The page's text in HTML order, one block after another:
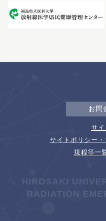
お問
サ
サイトポリシー
規程等一
HIROSAKI
RADIATION